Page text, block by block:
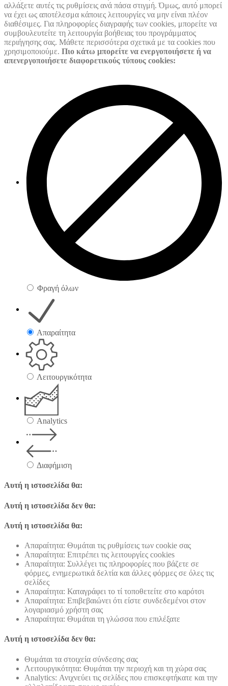
αλλάξετε αυτές τις ρυθμίσεις ανά πάσα στιγμή. Όμως, αυτό μπορεί
να έχει ως αποτέλεσμα κάποιες λειτουργίες να μην είναι πλέον
διαθέσιμες. Για πληροφορίες διαγραφής των cookies, μπορείτε να
συμβουλευτείτε τη λειτουργία βοήθειας του προγράμματος
περιήγησης σας. Μάθετε περισσότερα σχετικά με τα cookies που
χρησιμοποιούμε. Πιο κάτω μπορείτε να ενεργοποιήσετε ή να
απενεργοποιήσετε διαφορετικούς τύπους cookies:
Φραγή όλων
Απαραίτητα
Λειτουργικότητα
Analytics
Διαφήμιση
Αυτή η ιστοσελίδα θα:
Αυτή η ιστοσελίδα δεν θα:
Αυτή η ιστοσελίδα θα:
Απαραίτητα: Θυμάται τις ρυθμίσεις των cookie σας
Απαραίτητα: Επιτρέπει τις λειτουργίες cookies
Απαραίτητα: Συλλέγει τις πληροφορίες που βάζετε σε
φόρμες, ενημερωτικά δελτία και άλλες φόρμες σε όλες τις
σελίδες
Απαραίτητα: Καταγράφει το τί τοποθετείτε στο καρότσι
Απαραίτητα: Επιβεβαιώνει ότι είστε συνδεδεμένοι στον
λογαριασμό χρήστη σας
Απαραίτητα: Θυμάται τη γλώσσα που επιλέξατε
Αυτή η ιστοσελίδα δεν θα:
Θυμάται τα στοιχεία σύνδεσης σας
Λειτουργικότητα: Θυμάται την περιοχή και τη χώρα σας
Analytics: Ανιχνεύει τις σελίδες που επισκεφτήκατε και την